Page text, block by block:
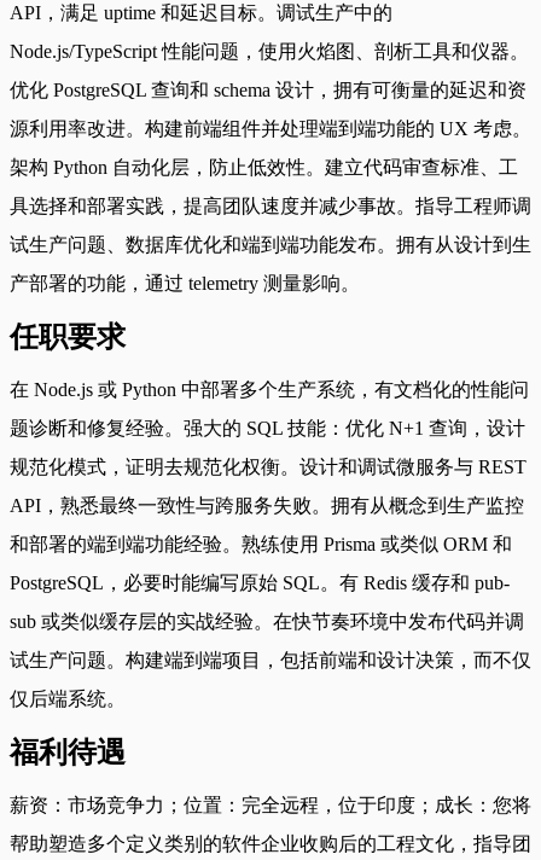
API，满足 uptime 和延迟目标。调试生产中的
Node.js/TypeScript 性能问题，使用火焰图、剖析工具和仪器。
优化 PostgreSQL 查询和 schema 设计，拥有可衡量的延迟和资
源利用率改进。构建前端组件并处理端到端功能的 UX 考虑。
架构 Python 自动化层，防止低效性。建立代码审查标准、工
具选择和部署实践，提高团队速度并减少事故。指导工程师调
试生产问题、数据库优化和端到端功能发布。拥有从设计到生
产部署的功能，通过 telemetry 测量影响。
任职要求
在 Node.js 或 Python 中部署多个生产系统，有文档化的性能问
题诊断和修复经验。强大的 SQL 技能：优化 N+1 查询，设计
规范化模式，证明去规范化权衡。设计和调试微服务与 REST
API，熟悉最终一致性与跨服务失败。拥有从概念到生产监控
和部署的端到端功能经验。熟练使用 Prisma 或类似 ORM 和
PostgreSQL，必要时能编写原始 SQL。有 Redis 缓存和 pub-
sub 或类似缓存层的实战经验。在快节奏环境中发布代码并调
试生产问题。构建端到端项目，包括前端和设计决策，而不仅
仅后端系统。
福利待遇
薪资：市场竞争力；位置：完全远程，位于印度；成长：您将
帮助塑造多个定义类别的软件企业收购后的工程文化，指导团